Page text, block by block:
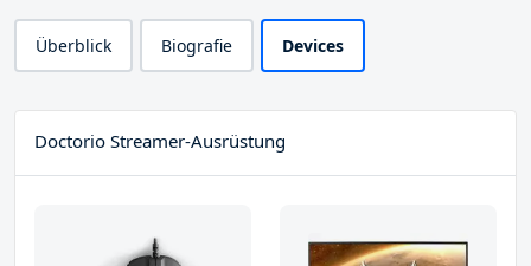
Überblick Biografie Devices
Doctorio Streamer-Ausrüstung